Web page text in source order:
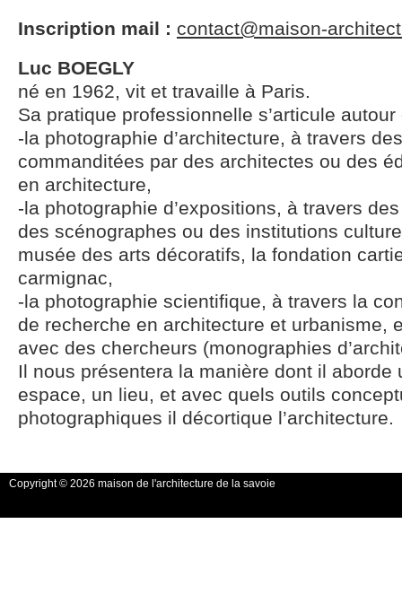
Inscription mail : contact@maison-
Luc BOEGLY
né en 1962, vit et travaille à Paris.
Sa pratique professionnelle s’articule
-la photographie d’architecture, à travers
commanditées par des architectes ou des
en architecture,
-la photographie d’expositions, à travers
des scénographes ou des institutions
musée des arts décoratifs, la fondation
carmignac,
-la photographie scientifique, à travers la
de recherche en architecture et urbanisme,
avec des chercheurs (monographies
Il nous présentera la manière dont il aborde
espace, un lieu, et avec quels outils
photographiques il décortique l’architecture.
Copyright © 2026 maison de l'architecture de la savoie